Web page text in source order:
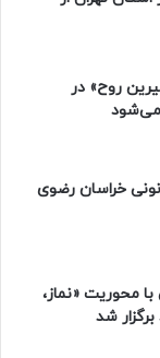
روح» در
می‌شود
خراسان رضوی
محوریت «نماز،
شد